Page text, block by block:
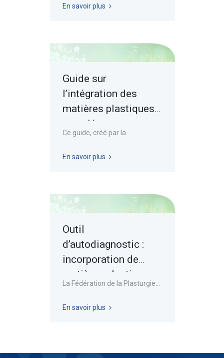
En savoir plus
Guide sur
l’intégration des
matières plastiques
recyclées
Ce guide, créé par la...
En savoir plus
Outil
d’autodiagnostic :
incorporation de
matières plastiques
recyclées
La Fédération de la Plasturgie...
En savoir plus